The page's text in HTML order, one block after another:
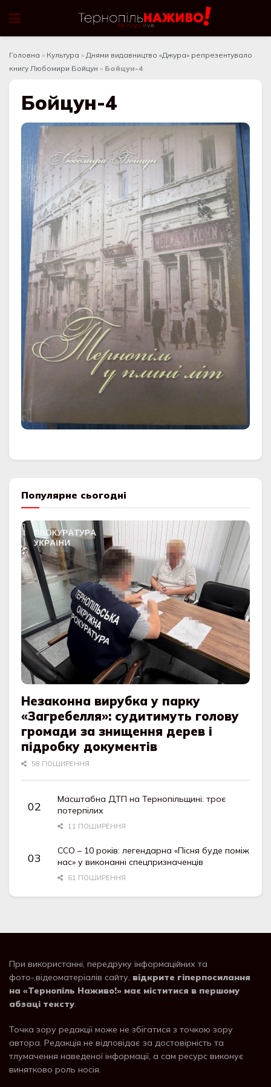
Головна » Культура » Днями видавництво «Джура» репрезентувало
книгу Любомири Бойцун » Бойцун-4
Бойцун-4
Популярне сьогодні
Незаконна вирубка у парку
«Загребелля»: судитимуть голову
громади за знищення дерев і
підробку документів
58 ПОШИРЕННЯ
Масштабна ДТП на Тернопільщині: троє
потерпілих
11 ПОШИРЕННЯ
ССО – 10 років: легендарна «Пісня буде поміж
нас» у виконанні спецпризначенців
61 ПОШИРЕННЯ
При використанні, передруку інформаційних та
фото-,відеоматеріалів сайту, відкрите гіперпосилання
на «Тернопіль Наживо!» має міститися в першому
абзаці тексту.
Точка зору редакції може не збігатися з точкою зору
автора. Редакція не відповідає за достовірність та
тлумачення наведеної інформації, а сам ресурс виконує
винятково роль носія.